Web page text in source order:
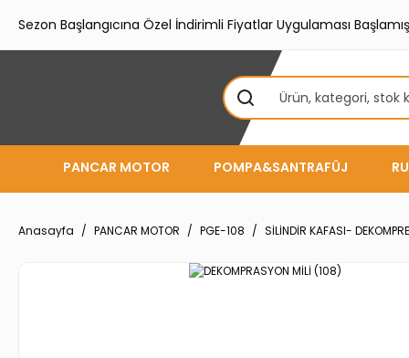
Sezon Başlangıcına Özel İndirimli Fiyatlar Uygulaması
PANCAR MOTOR POMPA&SANTRAFÜJ
Anasayfa PANCAR MOTOR PGE-108 SİLİNDİR KAFASI-